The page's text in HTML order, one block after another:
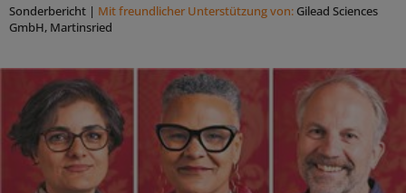
Sonderbericht | Mit freundlicher Unterstützung von: Gilead Sciences
GmbH, Martinsried